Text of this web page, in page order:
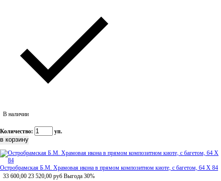
В наличии
Количество: уп.
Остробрамская Б.М. Храмовая икона в прямом композитном киоте, с багетом, 64 Х 84
33 600,00 23 520,00 руб Выгода 30%